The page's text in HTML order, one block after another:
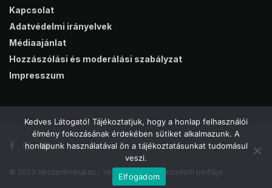
Kapcsolat
Adatvédelmi irányelvek
Médiaajánlat
Hozzászólási és moderálási szabályzat
Impresszum
© 2023 VeszprémKukac - Veszprém online közéleti portálja
Kedves Látogató! Tájékoztatjuk, hogy a honlap felhasználói
élmény fokozásának érdekében sütiket alkalmazunk. A
honlapunk használatával ön a tájékoztatásunkat tudomásul
veszi.
Elfogadom